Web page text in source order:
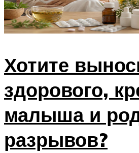
Хотите
здорового,
малыша и
разрывов?